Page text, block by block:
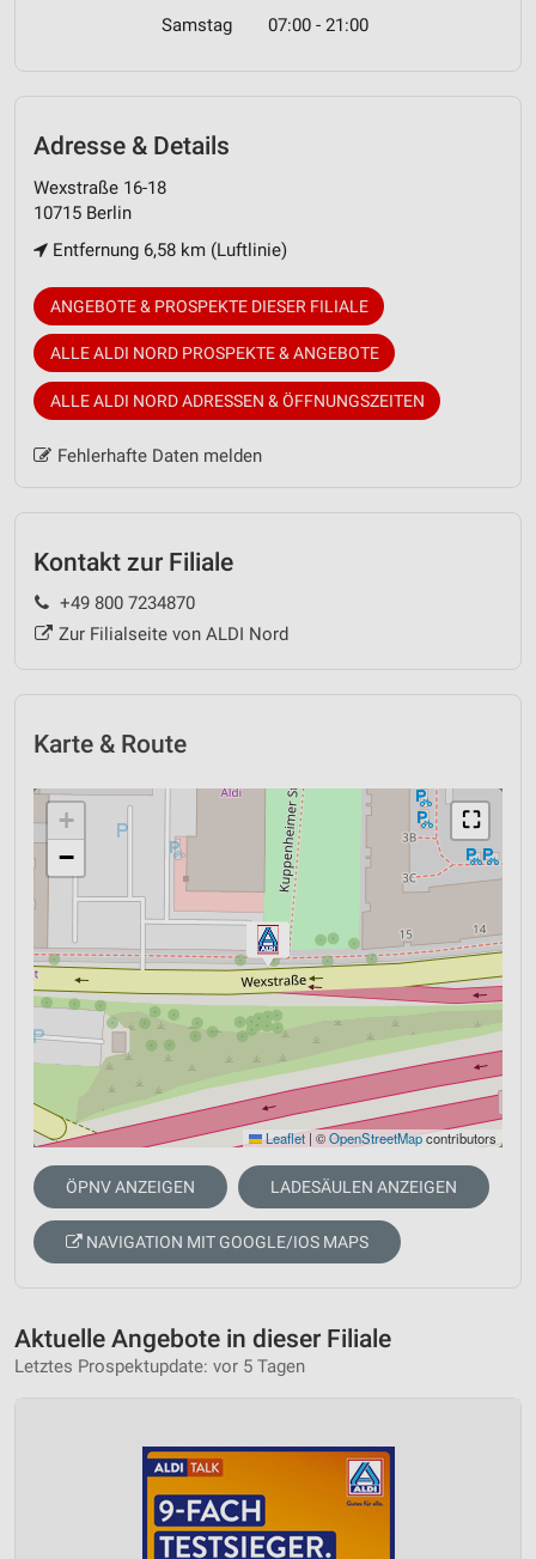
Samstag 07:00 - 21:00
Adresse & Details
Wexstraße 16-18
10715 Berlin
Entfernung 6,58 km (Luftlinie)
ANGEBOTE & PROSPEKTE DIESER FILIALE
ALLE ALDI NORD PROSPEKTE & ANGEBOTE
ALLE ALDI NORD ADRESSEN & ÖFFNUNGSZEITEN
Fehlerhafte Daten melden
Kontakt zur Filiale
+49 800 7234870
Zur Filialseite von ALDI Nord
Karte & Route
⛶
+
−
Leaflet | ©OpenStreetMapcontributors
ÖPNV ANZEIGEN LADESÄULEN ANZEIGEN
NAVIGATION MIT GOOGLE/IOS MAPS
Aktuelle Angebote in dieser Filiale
Letztes Prospektupdate: vor 5 Tagen